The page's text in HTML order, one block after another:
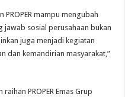
mampu mengubah
sosial perusahaan bukan
juga menjadi kegiatan
dan kemandirian masyarakat,”
PROPER Emas Grup